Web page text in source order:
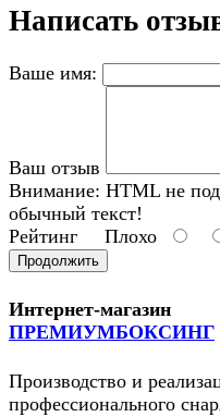
Написать
Ваше имя:
Ваш отзыв
Внимание: HTML не
обычный текст!
Рейтинг Плохо
Продолжить
Интернет-магазин
ПРЕМИУМБОКСИНГ
Производство и
профессионального